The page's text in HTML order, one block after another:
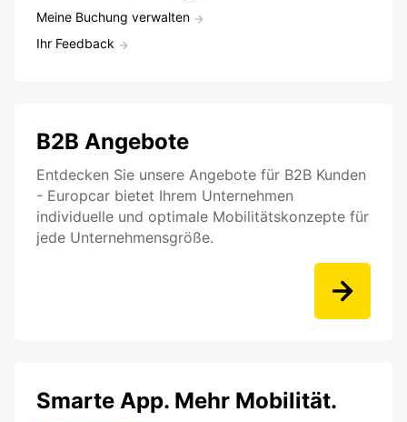
Meine Buchung verwalten
Ihr Feedback
B2B Angebote
Entdecken Sie unsere Angebote für B2B Kunden
- Europcar bietet Ihrem Unternehmen
individuelle und optimale Mobilitätskonzepte für
jede Unternehmensgröße.
Smarte App. Mehr Mobilität.